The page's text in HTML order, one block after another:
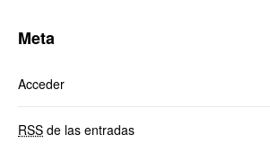
Meta
Acceder
RSS de las entradas